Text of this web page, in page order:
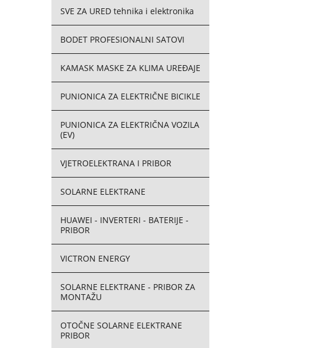
SVE ZA URED tehnika i elektronika
BODET PROFESIONALNI SATOVI
KAMASK MASKE ZA KLIMA UREĐAJE
PUNIONICA ZA ELEKTRIČNE BICIKLE
PUNIONICA ZA ELEKTRIČNA VOZILA
(EV)
VJETROELEKTRANA I PRIBOR
SOLARNE ELEKTRANE
HUAWEI - INVERTERI - BATERIJE -
PRIBOR
VICTRON ENERGY
SOLARNE ELEKTRANE - PRIBOR ZA
MONTAŽU
OTOČNE SOLARNE ELEKTRANE
PRIBOR